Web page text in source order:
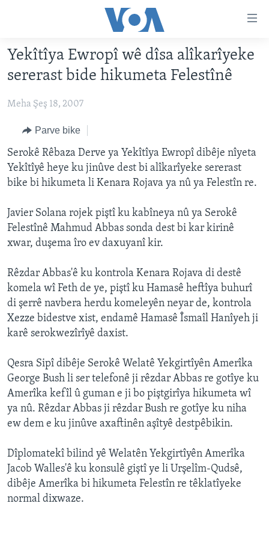
Yekser
here
naveroka
Yekser
serekî
Yekser
here
DESTPÊK
VÎDYO GALERÎ
FOTO GALERÎ
RADYO
HEVPEYVÎN
HERÊMÊN KURDAN
AMERÎKA
TIRKÎYE
SÛRÎYE
ÎRAN
ROJHILATA NAVÎN
ÇAND Û HUNER
SERNIVÎS
SORANÎ
Learning English
FOLLOW US
Yekîtîya Ewropî wê dîsa alîkarîyeke
sererast bide hikumeta Felestînê
Meha Şeş 18, 2007
Parve bike
Serokê Rêbaza Derve ya Yekîtîya Ewropî dibêje nîyeta
Yekîtîyê heye ku jinûve dest bi alîkarîyeke sererast
bike bi hikumeta li Kenara Rojava ya nû ya Felestîn re.
Javier Solana rojek piştî ku kabîneya nû ya Serokê
Felestînê Mahmud Abbas sonda dest bi kar kirinê
xwar, duşema îro ev daxuyanî kir.
Rêzdar Abbas'ê ku kontrola Kenara Rojava di destê
komela wî Feth de ye, piştî ku Hamasê heftîya buhurî
di şerrê navbera herdu komeleyên neyar de, kontrola
Xezze bidestve xist, endamê Hamasê Îsmaîl Hanîyeh ji
karê serokwezîrîyê daxist.
Qesra Sipî dibêje Serokê Welatê Yekgirtîyên Amerîka
George Bush li ser telefonê ji rêzdar Abbas re gotîye ku
Amerîka kefîl û guman e ji bo piştgirîya hikumeta wî
ya nû. Rêzdar Abbas ji rêzdar Bush re gotîye ku niha
ew dem e ku jinûve axaftinên aşîtyê destpêbikin.
Dîplomatekî bilind yê Welatên Yekgirtîyên Amerîka
Jacob Walles'ê ku konsulê giştî ye li Urşelîm-Qudsê,
dibêje Amerîka bi hikumeta Felestîn re têklatîyeke
normal dixwaze.